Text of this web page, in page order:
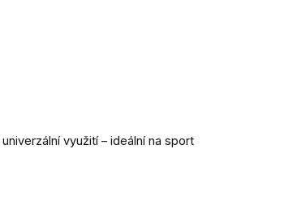
využití – ideální na sport